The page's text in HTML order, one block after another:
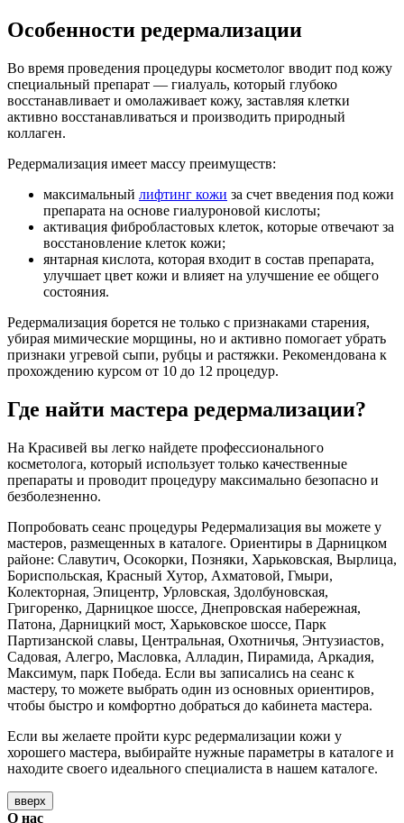
Особенности редермализации
Во время проведения процедуры косметолог вводит под кожу
специальный препарат — гиалуаль, который глубоко
восстанавливает и омолаживает кожу, заставляя клетки
активно восстанавливаться и производить природный
коллаген.
Редермализация имеет массу преимуществ:
максимальный лифтинг кожи за счет введения под кожи
препарата на основе гиалуроновой кислоты;
активация фибробластовых клеток, которые отвечают за
восстановление клеток кожи;
янтарная кислота, которая входит в состав препарата,
улучшает цвет кожи и влияет на улучшение ее общего
состояния.
Редермализация борется не только с признаками старения,
убирая мимические морщины, но и активно помогает убрать
признаки угревой сыпи, рубцы и растяжки. Рекомендована к
прохождению курсом от 10 до 12 процедур.
Где найти мастера редермализации?
На Красивей вы легко найдете профессионального
косметолога, который использует только качественные
препараты и проводит процедуру максимально безопасно и
безболезненно.
Попробовать сеанс процедуры Редермализация вы можете у
мастеров, размещенных в каталоге. Ориентиры в Дарницком
районе: Славутич, Осокорки, Позняки, Харьковская, Вырлица,
Бориспольская, Красный Хутор, Ахматовой, Гмыри,
Колекторная, Эпицентр, Урловская, Здолбуновская,
Григоренко, Дарницкое шоссе, Днепровская набережная,
Патона, Дарницкий мост, Харьковское шоссе, Парк
Партизанской славы, Центральная, Охотничья, Энтузиастов,
Садовая, Алегро, Масловка, Алладин, Пирамида, Аркадия,
Максимум, парк Победа. Если вы записались на сеанс к
мастеру, то можете выбрать один из основных ориентиров,
чтобы быстро и комфортно добраться до кабинета мастера.
Если вы желаете пройти курс редермализации кожи у
хорошего мастера, выбирайте нужные параметры в каталоге и
находите своего идеального специалиста в нашем каталоге.
вверх
О нас